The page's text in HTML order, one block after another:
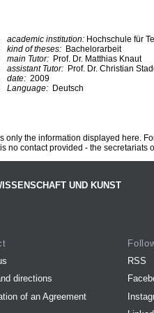
academic institution: Hochschule für
kind of theses: Bachelorarbeit
main Tutor: Prof. Dr. Matthias Knaut
assistant Tutor: Prof. Dr. Christian
date: 2009
Language: Deutsch
only the information displayed here.
no contact provided - the secretariats
UND KUNST
directions
of an Agreement
RSS